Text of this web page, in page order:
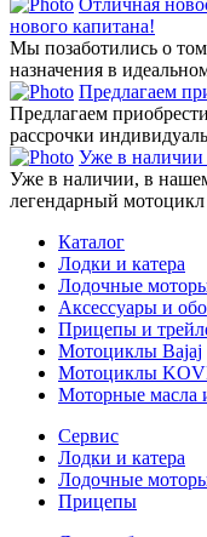
Отличная
нового капитана!
Мы позаботились о
назначения в
Предлагаем
Предлагаем
рассрочки
Уже в
Уже в наличии, в
легендарный
Каталог
Лодки и катера
Лодочные
Аксессуары и
Прицепы и
Мотоциклы Bajaj
Мотоциклы
Моторные масла
Сервис
Лодки и катера
Лодочные
Прицепы